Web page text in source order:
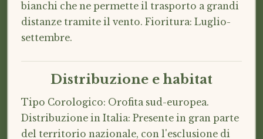
bianchi che ne permette il trasporto a grandi
distanze tramite il vento. Fioritura: Luglio-
settembre.
Distribuzione e habitat
Tipo Corologico: Orofita sud-europea.
Distribuzione in Italia: Presente in gran parte
del territorio nazionale, con l'esclusione di